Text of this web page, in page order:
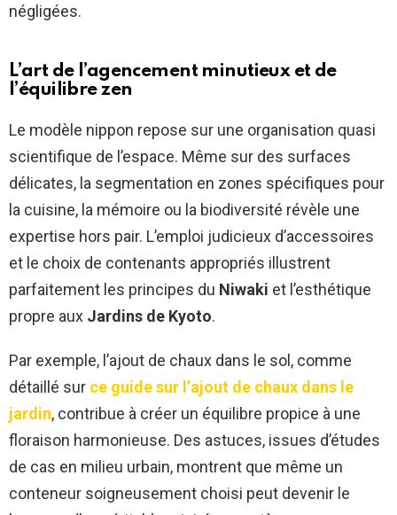
négligées.
L’art de l’agencement minutieux et de
l’équilibre zen
Le modèle nippon repose sur une organisation quasi
scientifique de l’espace. Même sur des surfaces
délicates, la segmentation en zones spécifiques pour
la cuisine, la mémoire ou la biodiversité révèle une
expertise hors pair. L’emploi judicieux d’accessoires
et le choix de contenants appropriés illustrent
parfaitement les principes du Niwaki et l’esthétique
propre aux Jardins de Kyoto.
Par exemple, l’ajout de chaux dans le sol, comme
détaillé sur ce guide sur l’ajout de chaux dans le
jardin, contribue à créer un équilibre propice à une
floraison harmonieuse. Des astuces, issues d’études
de cas en milieu urbain, montrent que même un
conteneur soigneusement choisi peut devenir le